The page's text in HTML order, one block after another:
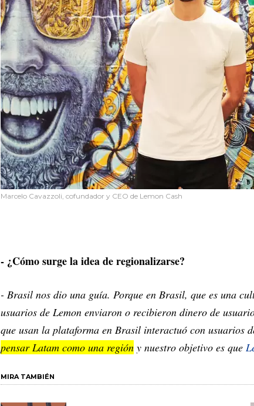
Marcelo Cavazzoli, cofundador y CEO de Lemon Cash
- ¿Cómo surge la idea de regionalizarse?
- Brasil nos dio una guía. Porque en Brasil, que es una
usuarios de Lemon enviaron o recibieron dinero de
que usan la plataforma en Brasil interactuó con usuarios
pensar Latam como una región y nuestro objetivo es que
MIRA TAMBIÉN